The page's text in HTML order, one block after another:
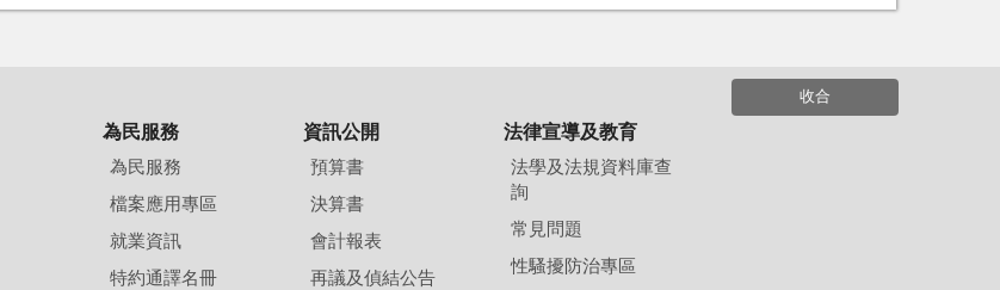
收合
為民服務
為民服務
檔案應用專區
就業資訊
特約通譯名冊
資訊公開
預算書
決算書
會計報表
再議及偵結公告
法律宣導及教育
法學及法規資料庫查
詢
常見問題
性騷擾防治專區